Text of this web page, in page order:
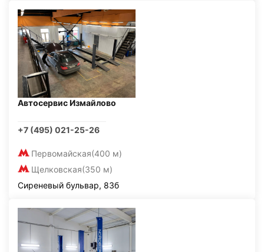
Автосервис Измайлово
+7 (495) 021-25-26
Первомайская(400 м)
Щелковская(350 м)
Сиреневый бульвар, 83б